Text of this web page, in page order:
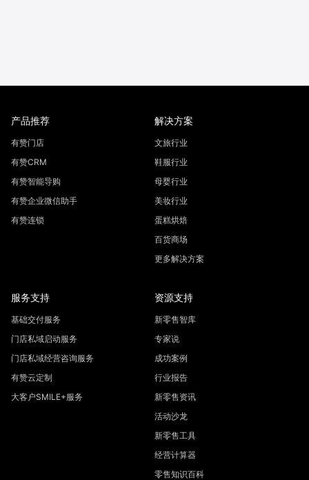
产品推荐
有赞门店
有赞CRM
有赞智能导购
有赞企业微信助手
有赞连锁
解决方案
文旅行业
鞋服行业
母婴行业
美妆行业
蛋糕烘焙
百货商场
更多解决方案
服务支持
基础交付服务
门店私域启动服务
门店私域经营咨询服务
有赞云定制
大客户SMILE+服务
资源支持
新零售智库
专家说
成功案例
行业报告
新零售资讯
活动沙龙
新零售工具
经营计算器
零售知识百科